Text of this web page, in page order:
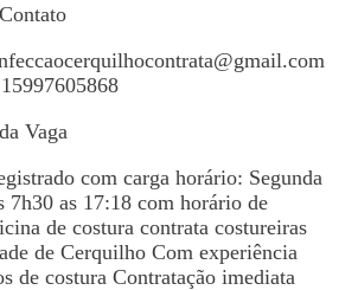
Vaga
com carga horário: Segunda
7h30 as 17:18 com horário de
de costura contrata costureiras
de Cerquilho Com experiência
de costura Contratação imediata